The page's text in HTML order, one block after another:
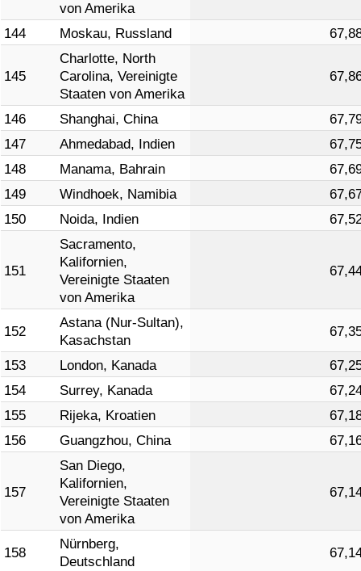
von Amerika
144 Moskau, Russland
145
Charlotte, North
Carolina, Vereinigte
Staaten von Amerika
146 Shanghai, China
147
Ahmedabad, Indien
148
Manama, Bahrain
149
Windhoek, Namibia
150
Noida, Indien
151
Sacramento,
Kalifornien,
Vereinigte Staaten
von Amerika
152
Astana (Nur-Sultan),
Kasachstan
153 London, Kanada
154
Surrey, Kanada
155
Rijeka, Kroatien
156
Guangzhou, China
157
San Diego,
Kalifornien,
Vereinigte Staaten
von Amerika
158
Nürnberg,
Deutschland